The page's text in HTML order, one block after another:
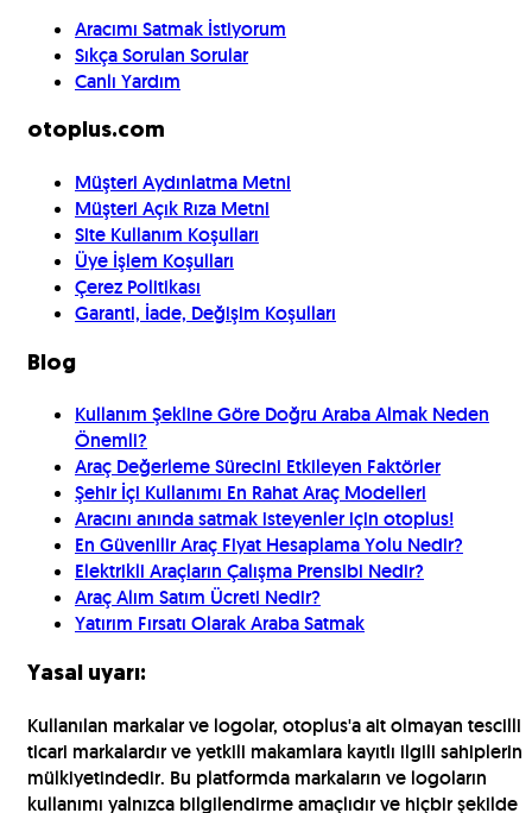
Aracımı Satmak İstiyorum
Sıkça Sorulan Sorular
Canlı Yardım
otoplus.com
Müşteri Aydınlatma Metni
Müşteri Açık Rıza Metni
Site Kullanım Koşulları
Üye İşlem Koşulları
Çerez Politikası
Garanti, İade, Değişim Koşulları
Blog
Kullanım Şekline Göre Doğru Araba Almak Neden
Önemli?
Araç Değerleme Sürecini Etkileyen Faktörler
Şehir İçi Kullanımı En Rahat Araç Modelleri
Aracını anında satmak isteyenler için otoplus!
En Güvenilir Araç Fiyat Hesaplama Yolu Nedir?
Elektrikli Araçların Çalışma Prensibi Nedir?
Araç Alım Satım Ücreti Nedir?
Yatırım Fırsatı Olarak Araba Satmak
Yasal uyarı:
Kullanılan markalar ve logolar, otoplus'a ait olmayan tescilli
ticari markalardır ve yetkili makamlara kayıtlı ilgili sahiplerin
mülkiyetindedir. Bu platformda markaların ve logoların
kullanımı yalnızca bilgilendirme amaçlıdır ve hiçbir şekilde